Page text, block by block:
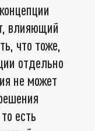
влияющий
что тоже,
отдельно
не может
есть